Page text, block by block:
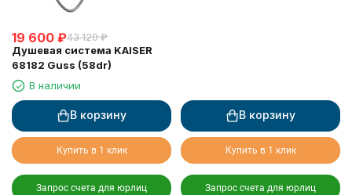
19 600 ₽43 120 ₽
Душевая система KAISER
68182 Guss (58dr)
В наличии
В корзину
Купить в 1 клик
Запрос счета для юрлиц
В корзину
Купить в 1 клик
Запрос счета для юрлиц